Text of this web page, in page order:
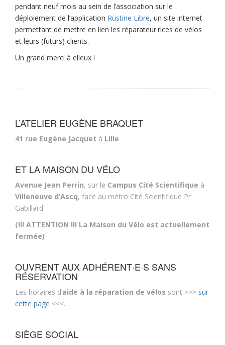
pendant neuf mois au sein de l’association sur le
déploiement de l’application Rustine Libre, un site internet
permettant de mettre en lien les réparateur·rices de vélos
et leurs (futurs) clients.
Un grand merci à elleux !
L’ATELIER EUGÈNE BRAQUET
41 rue Eugène Jacquet à Lille
ET LA MAISON DU VÉLO
Avenue Jean Perrin, sur le Campus Cité Scientifique à
Villeneuve d’Ascq, face au métro Cité Scientifique Pr
Gabillard
(!!! ATTENTION !!! La Maison du Vélo est actuellement
fermée)
OUVRENT AUX ADHÉRENT·E·S SANS
RÉSERVATION
Les horaires d’aide à la réparation de vélos sont >>> sur
cette page <<<.
SIÈGE SOCIAL